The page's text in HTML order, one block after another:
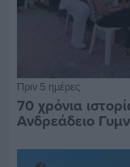
Πριν 5 ημέρες
70 χρόνια
Ανδρεάδειο